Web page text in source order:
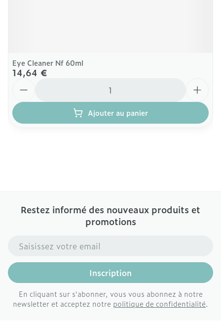
Eye Cleaner Nf 60ml
14,64 €
Ajouter au panier
Restez informé des nouveaux produits et
promotions
Adresse mail
Inscription
En cliquant sur s'abonner, vous vous abonnez à notre
newsletter et acceptez notre politique de confidentialité.